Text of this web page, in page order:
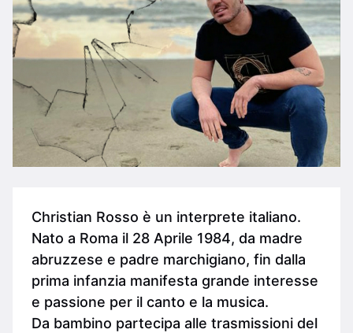
Christian Rosso è un interprete italiano.
Nato a Roma il 28 Aprile 1984, da madre
abruzzese e padre marchigiano, fin dalla
prima infanzia manifesta grande interesse
e passione per il canto e la musica.
Da bambino partecipa alle trasmissioni del